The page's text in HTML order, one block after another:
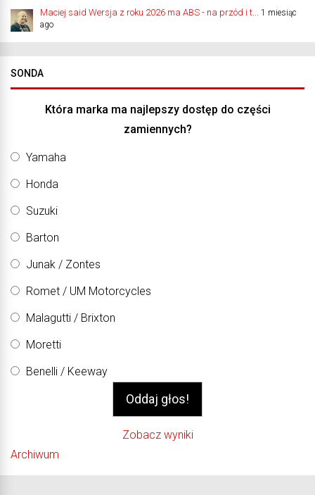
Maciej said Wersja z roku 2026 ma ABS - na przód i t...
1 miesiąc
ago
SONDA
Która marka ma najlepszy dostęp do części
zamiennych?
Yamaha
Honda
Suzuki
Barton
Junak / Zontes
Romet / UM Motorcycles
Malagutti / Brixton
Moretti
Benelli / Keeway
Zobacz wyniki
Archiwum